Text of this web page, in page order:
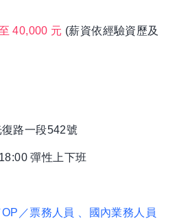
40,000 元 (薪資依經驗資歷及
路一段542號
彈性上下班
／票務人員
、國內業務人員